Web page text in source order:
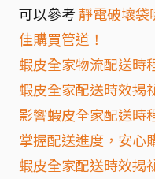
可以參考靜電破壞袋
佳購買管道！
蝦皮全家物流配送時
蝦皮全家配送時效揭
影響蝦皮全家配送時
掌握配送進度，安心
蝦皮全家配送時效揭